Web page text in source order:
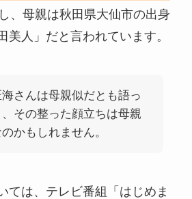
、母親は秋田県大仙市の出身
美人」だと言われています。
さんは母親似だとも語っ
その整った顔立ちは母親
かもしれません。
ては、テレビ番組「はじめま